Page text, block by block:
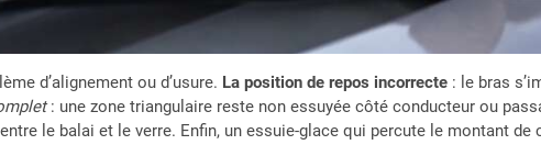
d’alignement ou d’usure. La position de repos incorrecte : le bras
: une zone triangulaire reste non essuyée côté conducteur ou
le balai et le verre. Enfin, un essuie-glace qui percute le montant de